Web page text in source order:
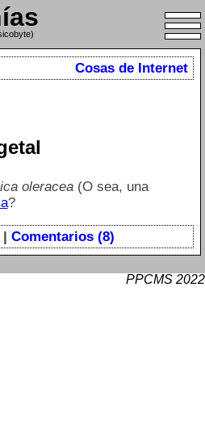
Cosas de Internet
oleracea(O sea, una
?
Comentarios (8)
PPCMS 2022